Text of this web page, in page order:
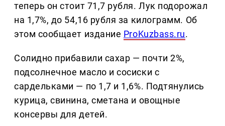
теперь он стоит 71,7 рубля. Лук подорожал
на 1,7%, до 54,16 рубля за килограмм. Об
этом сообщает издание ProKuzbass.ru.
Солидно прибавили сахар — почти 2%,
подсолнечное масло и сосиски с
сардельками — по 1,7 и 1,6%. Подтянулись
курица, свинина, сметана и овощные
консервы для детей.